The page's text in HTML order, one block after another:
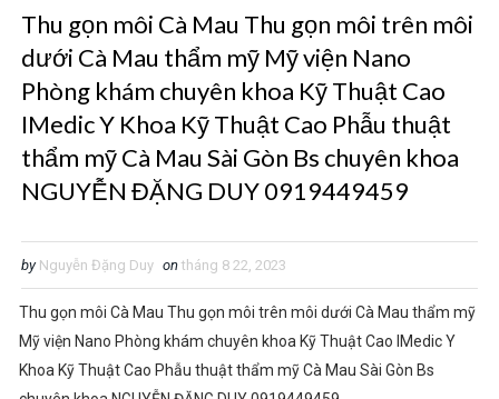
Thu gọn môi Cà Mau Thu gọn môi trên môi
dưới Cà Mau thẩm mỹ Mỹ viện Nano
Phòng khám chuyên khoa Kỹ Thuật Cao
IMedic Y Khoa Kỹ Thuật Cao Phẫu thuật
thẩm mỹ Cà Mau Sài Gòn Bs chuyên khoa
NGUYỄN ĐẶNG DUY 0919449459
by Nguyễn Đặng Duy on tháng 8 22, 2023
Thu gọn môi Cà Mau Thu gọn môi trên môi dưới Cà Mau thẩm mỹ
Mỹ viện Nano Phòng khám chuyên khoa Kỹ Thuật Cao IMedic Y
Khoa Kỹ Thuật Cao Phẫu thuật thẩm mỹ Cà Mau Sài Gòn Bs